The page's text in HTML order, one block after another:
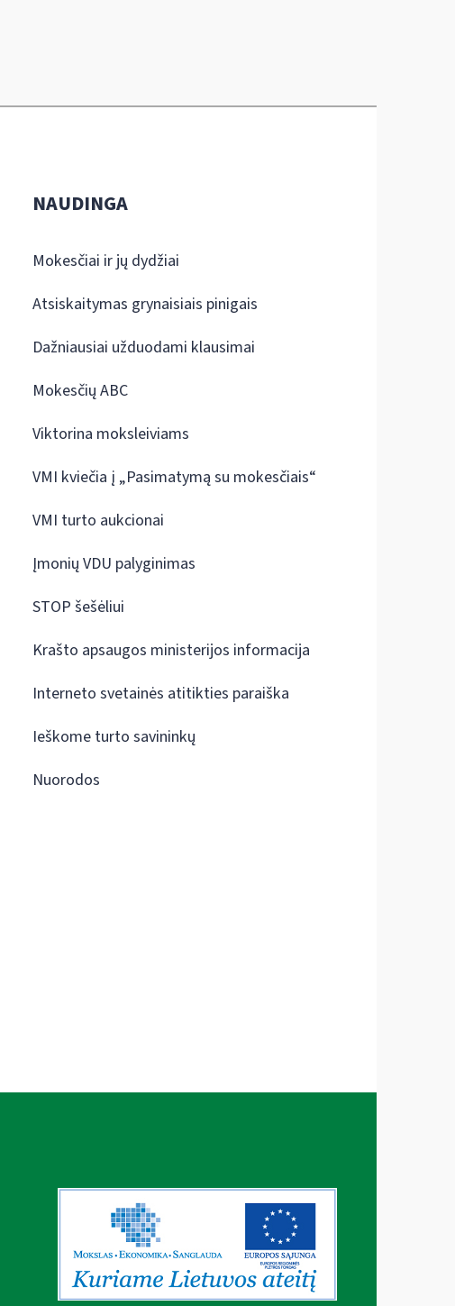
NAUDINGA
Mokesčiai ir jų dydžiai
Atsiskaitymas grynaisiais pinigais
Dažniausiai užduodami klausimai
Mokesčių ABC
Viktorina moksleiviams
VMI kviečia į „Pasimatymą su mokesčiais“
VMI turto aukcionai
Įmonių VDU palyginimas
STOP šešėliui
Krašto apsaugos ministerijos informacija
Interneto svetainės atitikties paraiška
Ieškome turto savininkų
Nuorodos